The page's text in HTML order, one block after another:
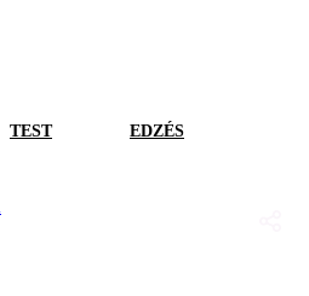
TEST EDZÉS